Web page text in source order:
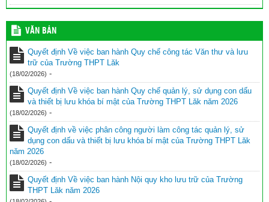
VĂN BẢN
Quyết định Về việc ban hành Quy chế công tác Văn thư và lưu
trữ của Trường THPT Lăk
(18/02/2026) -
Quyết định Về việc ban hành Quy chế quản lý, sử dụng con dấu
và thiết bị lưu khóa bí mật của Trường THPT Lăk năm 2026
(18/02/2026) -
Quyết định về việc phân công người làm công tác quản lý, sử
dụng con dấu và thiết bị lưu khóa bí mật của Trường THPT Lăk
năm 2026
(18/02/2026) -
Quyết định Về việc ban hành Nội quy kho lưu trữ của Trường
THPT Lăk năm 2026